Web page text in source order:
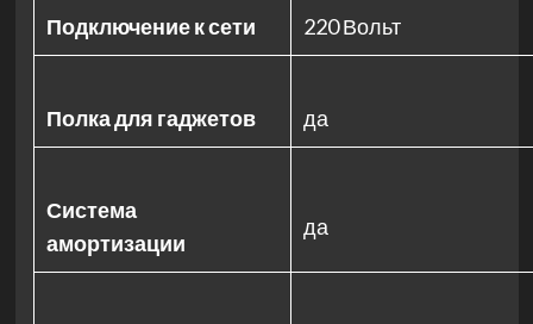
Подключение к сети 220 Вольт
Полка для гаджетов да
Система
амортизации
да